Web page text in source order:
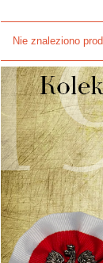
Nie znaleziono